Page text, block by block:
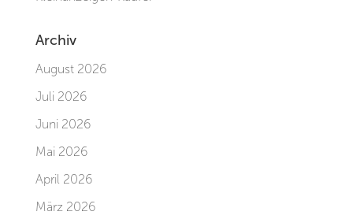
Archiv
August 2026
Juli 2026
Juni 2026
Mai 2026
April 2026
März 2026